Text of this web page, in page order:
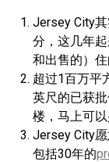
Jersey City
分，这几年
和出售的）
超过1百万平
英尺的已获
楼，马上可以
Jersey City
包括30年的